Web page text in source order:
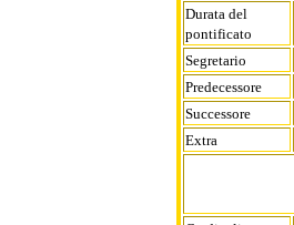
Durata del
pontificato
Segretario
Predecessore
Successore
Extra